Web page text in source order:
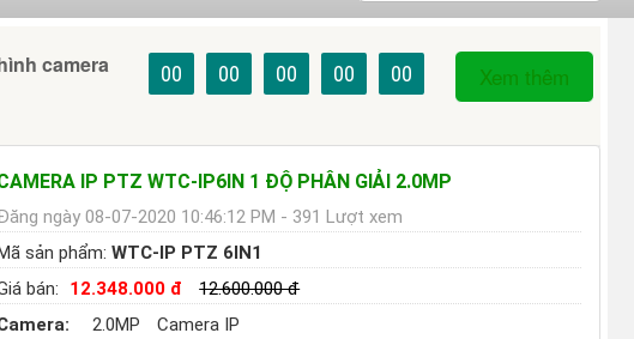
camera 00 00 00 00 00 Xem thêm
IP PTZ WTC-IP6IN 1 ĐỘ PHÂN GIẢI 2.0MP
ngày 08-07-2020 10:46:12 PM - 391 Lượt xem
sản phẩm:WTC-IP PTZ 6IN1
bán:
12.348.000 đ
12.600.000 đ
2.0MP
Camera IP